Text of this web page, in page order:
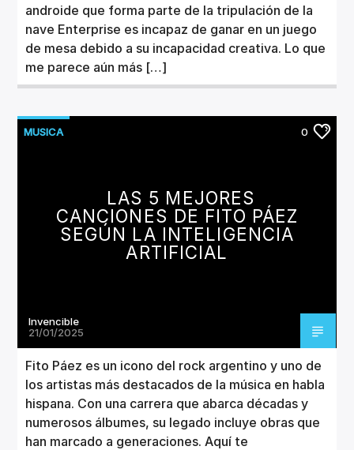
androide que forma parte de la tripulación de la
nave Enterprise es incapaz de ganar en un juego
de mesa debido a su incapacidad creativa. Lo que
me parece aún más […]
MUSICA 0
LAS 5 MEJORES
CANCIONES DE FITO PÁEZ
SEGÚN LA INTELIGENCIA
ARTIFICIAL
Invencible
21/01/2025
Fito Páez es un icono del rock argentino y uno de
los artistas más destacados de la música en habla
hispana. Con una carrera que abarca décadas y
numerosos álbumes, su legado incluye obras que
han marcado a generaciones. Aquí te